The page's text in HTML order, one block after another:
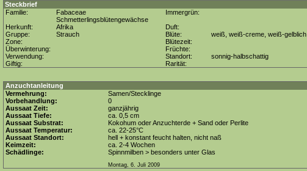
Steckbrief
Familie:
Fabaceae
Schmetterlingsblütengewächse
Immergrün:
Herkunft:
Afrika
Duft:
Gruppe:
Strauch Blüte:
weiß, weiß-creme, weiß-gelblich
Zone:
Blütezeit:
Überwinterung:
Früchte:
Verwendung:
Standort:
sonnig-halbschattig
Giftig:
Rarität:
Anzuchtanleitung
Vermehrung:
Samen/Stecklinge
Vorbehandlung:
0
Aussaat Zeit:
ganzjährig
Aussaat Tiefe:
ca. 0,5 cm
Aussaat Substrat:
Kokohum oder Anzuchterde + Sand oder Perlite
Aussaat Temperatur:
ca. 22-25°C
Aussaat Standort:
hell + konstant feucht halten, nicht naß
Keimzeit:
ca. 2-4 Wochen
Schädlinge:
Spinnmilben > besonders unter Glas
Montag, 6. Juli 2009